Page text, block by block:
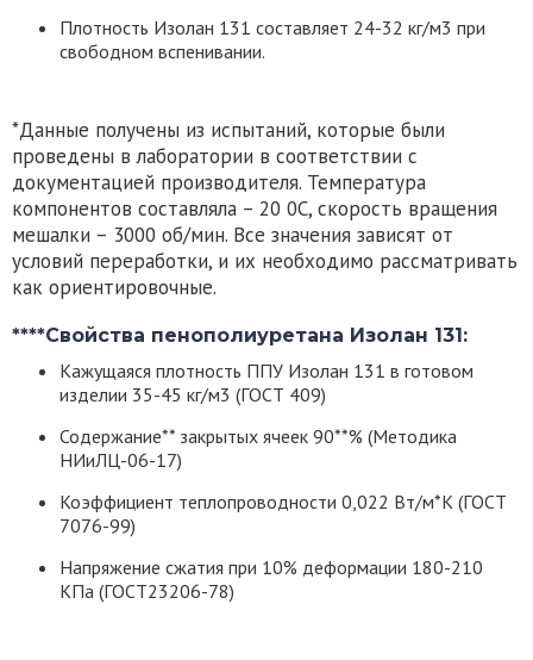
Плотность Изолан 131 составляет 24-32 кг/м3 при
свободном вспенивании.
*Данные получены из испытаний, которые были
проведены в лаборатории в соответствии с
документацией производителя. Температура
компонентов составляла – 20 0C, скорость вращения
мешалки – 3000 об/мин. Все значения зависят от
условий переработки, и их необходимо рассматривать
как ориентировочные.
****Свойства пенополиуретана Изолан 131:
Кажущаяся плотность ППУ Изолан 131 в готовом
изделии 35-45 кг/м3 (ГОСТ 409)
Содержание** закрытых ячеек 90**% (Методика
НИиЛЦ-06-17)
Коэффициент теплопроводности 0,022 Вт/м*К (ГОСТ
7076-99)
Напряжение сжатия при 10% деформации 180-210
КПа (ГОСТ23206-78)